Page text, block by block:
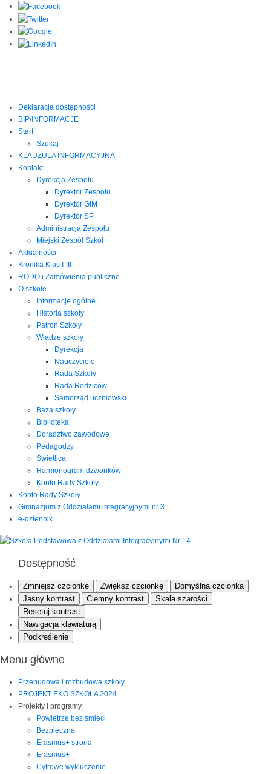
Deklaracja dostępności
BIP/INFORMACJE
Start
Szukaj
KLAUZULA INFORMACYJNA
Kontakt
Dyrekcja Zespołu
Dyrektor Zespołu
Dyrektor GIM
Dyrektor SP
Administracja Zespołu
Miejski Zespół Szkół
Aktualności
Kronika Klas I-III
RODO i Zamówienia publiczne
O szkole
Informacje ogólne
Historia szkoły
Patron Szkoły
Władze szkoły
Dyrekcja
Nauczyciele
Rada Szkoły
Rada Rodziców
Samorząd uczniowski
Baza szkoły
Biblioteka
Doradztwo zawodowe
Pedagodzy
Świetlica
Harmonogram dzwonków
Konto Rady Szkoły
Konto Rady Szkoły
Gimnazjum z Oddziałami integracyjnymi nr 3
e-dziennik
Dostępność
Zmniejsz czcionkę Zwiększ czcionkę
Domyślna czcionka
Jasny kontrast
Ciemny kontrast
Skala szarości
Resetuj kontrast
Nawigacja klawiaturą
Podkreślenie
Menu główne
Przebudowa i rozbudowa szkoły
PROJEKT EKO SZKOŁA 2024
Projekty i programy
Powietrze bez śmieci
Bezpieczna+
Erasmus+ strona
Erasmus+
Cyfrowe wykluczenie